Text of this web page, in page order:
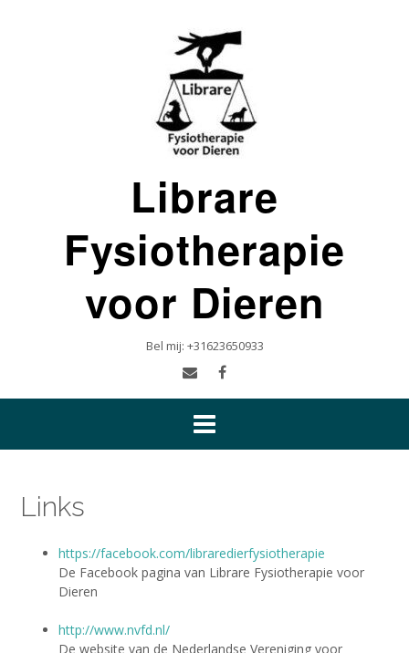
Librare
Fysiotherapie
voor Dieren
Bel mij: +31623650933
Links
https://facebook.com/libraredierfysiotherapie
De Facebook pagina van Librare Fysiotherapie voor
Dieren
http://www.nvfd.nl/
De website van de Nederlandse Vereniging voor